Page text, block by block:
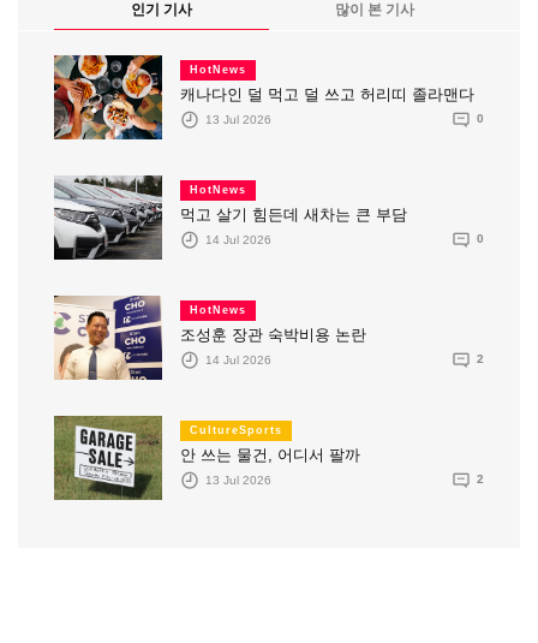
인기 기사 많이 본 기사
HotNews
캐나다인 덜 먹고 덜 쓰고 허리띠 졸라맨다
13 Jul 2026 0
HotNews
먹고 살기 힘든데 새차는 큰 부담
14 Jul 2026 0
HotNews
조성훈 장관 숙박비용 논란
14 Jul 2026 2
CultureSports
안 쓰는 물건, 어디서 팔까
13 Jul 2026 2